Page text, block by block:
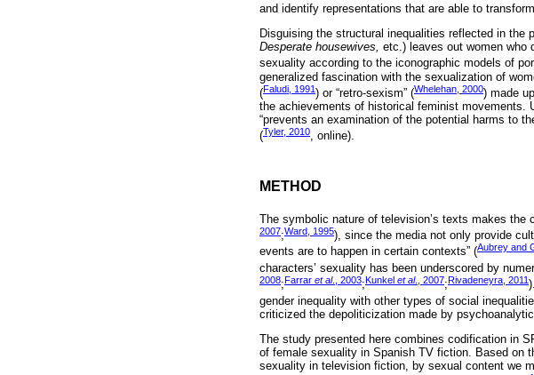
and identify representations that are able to
Disguising the structural inequalities reflected in
Desperate housewives, etc.) leaves out women who
sexuality according to the iconographic models of
generalized fascination with the sexualization of
(Faludi, 1991) or “retro-sexism” (Whelehan, 2000) made
the achievements of historical feminist movements.
“prevents an examination of the potential harms to
(Tyler, 2010, online).
METHOD
The symbolic nature of television’s texts makes the
2007;Ward, 1995), since the media not only provide
events are to happen in certain contexts” (Aubrey and
characters’ sexuality has been underscored by
2008;Farrar et al., 2003;Kunkel et al., 2007;Rivadeneyra, 2011
gender inequality with other types of social
criticized the depoliticization made by
The study presented here combines codification in
of female sexuality in Spanish TV fiction. Based on
sexuality in television fiction, by sexual content we